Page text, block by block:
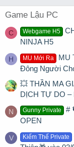
Game Lậu PC
C Webgame H5
NINJA H5
H MU Mới Ra
MU
Đông Người
💥 THẦN MA
DỊCH TỰ DO –
N Gunny Private
#
OPEN
V Kiếm Thế Private